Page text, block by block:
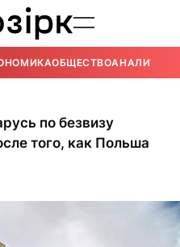
ОБЩЕСТВОАНАЛИТИКА
по безвизу
того, как Польша